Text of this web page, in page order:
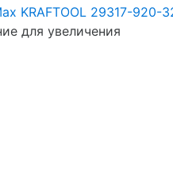
для увеличения